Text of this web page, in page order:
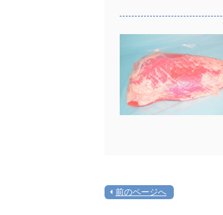
前のページへ